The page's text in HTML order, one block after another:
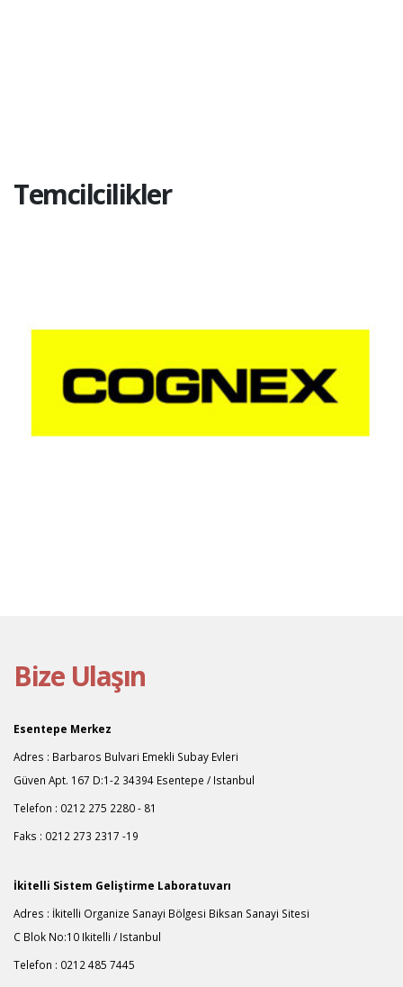
Temcilcilikler
Bize Ulaşın
Esentepe Merkez
Adres : Barbaros Bulvari Emekli Subay Evleri
Güven Apt. 167 D:1-2 34394 Esentepe / Istanbul
Telefon : 0212 275 2280 - 81
Faks : 0212 273 2317 -19
İkitelli Sistem Geliştirme Laboratuvarı
Adres : İkitelli Organize Sanayi Bölgesi Biksan Sanayi Sitesi
C Blok No:10 Ikitelli / Istanbul
Telefon : 0212 485 7445